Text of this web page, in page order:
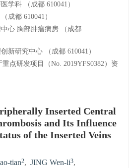
学科 （成都 610041）
成都 610041）
心 胸部肿瘤病房 （成都
新研究中心 （成都 610041）
点研发项目（No. 2019YFS0382）资
Inserted Central
and Its Influence
of the Inserted Veins
tian2, JING Wen-li3,